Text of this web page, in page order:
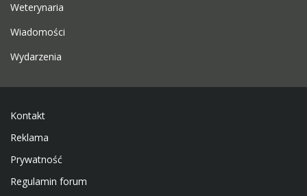
Weterynaria
Wiadomości
Wydarzenia
Kontakt
Reklama
Prywatność
Regulamin forum